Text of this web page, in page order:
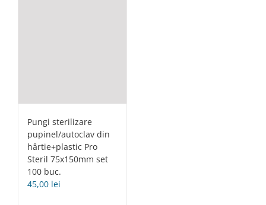
Pungi sterilizare
pupinel/autoclav din
hârtie+plastic Pro
Steril 75x150mm set
100 buc.
45,00 lei